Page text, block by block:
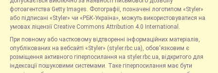
фотоагентства Getty Images. Фотографії, позначені логотипом «Styler»
або підписані «Styler» чи «РБК-Україна», можуть використовуватися на
умовах ліцензії Creative Commons Attribution 4.0 International.
При повному або частковому відтворенні інформаційних матеріалів,
опублікованих на вебсайті «Styler» (styler.rbc.ua), обов'язковим є
розміщення активного гіперпосилання на styler.rbc.ua, відкритого для
індексації пошуковими системами. Таке гіперпосилання має бути